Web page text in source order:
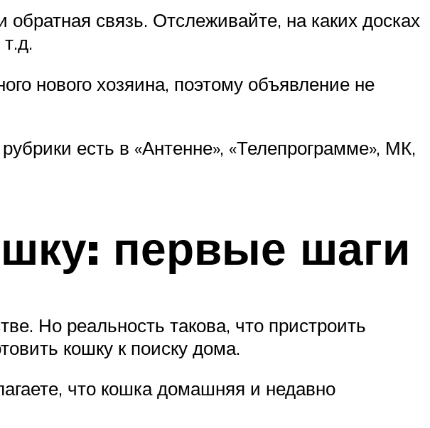
связь. Отслеживайте, на каких досках
нового хозяина, поэтому объявление не
есть в «Антенне», «Телепрограмме», МК,
первые шаги
Но реальность такова, что пристроить
кошку к поиску дома.
что кошка домашняя и недавно